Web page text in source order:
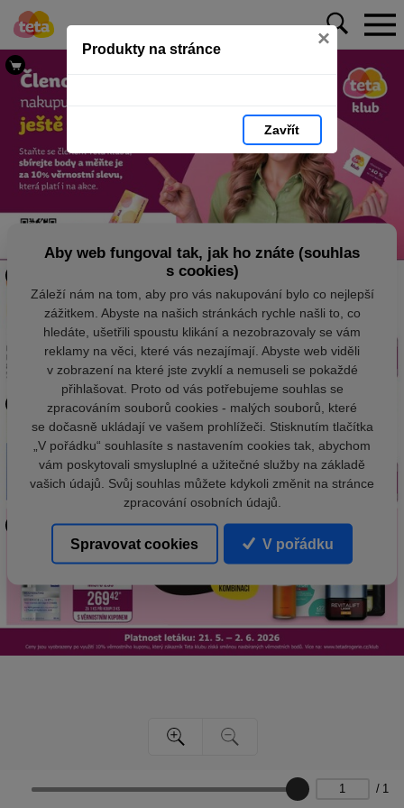
Produkty na stránce ×
Zavřít
/ 1
Aby web fungoval tak, jak ho znáte (souhlas
s cookies)
Záleží nám na tom, aby pro vás nakupování bylo co nejlepší
zážitkem. Abyste na našich stránkách rychle našli to, co
hledáte, ušetřili spoustu klikání a nezobrazovaly se vám
reklamy na věci, které vás nezajímají. Abyste web viděli
v zobrazení na které jste zvyklí a nemuseli se pokaždé
přihlašovat. Proto od vás potřebujeme souhlas se
zpracováním souborů cookies - malých souborů, které
se dočasně ukládají ve vašem prohlížeči. Stisknutím tlačítka
„V pořádku“ souhlasíte s nastavením cookies tak, abychom
vám poskytovali smysluplné a užitečné služby na základě
vašich údajů. Svůj souhlas můžete kdykoli změnit na stránce
zpracování osobních údajů.
Spravovat cookies V pořádku